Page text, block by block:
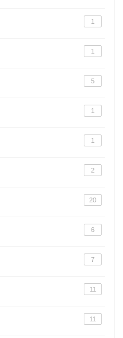
1
1
5
1
1
2
20
6
7
11
11